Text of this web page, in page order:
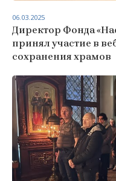
Директор Фонда
принял участие в
сохранения храмов
06.03.2025